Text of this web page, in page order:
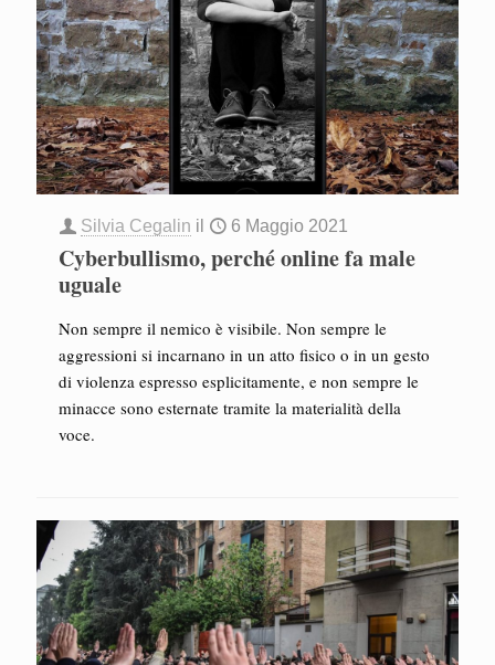
Silvia Cegalin il 6 Maggio 2021
Cyberbullismo, perché online fa male
uguale
Non sempre il nemico è visibile. Non sempre le
aggressioni si incarnano in un atto fisico o in un gesto
di violenza espresso esplicitamente, e non sempre le
minacce sono esternate tramite la materialità della
voce.